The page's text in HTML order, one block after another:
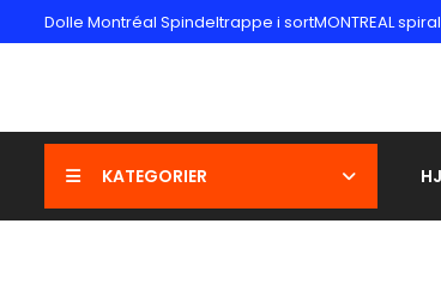
Dolle Montréal Spindeltrappe i sortMONTREAL
KATEGORIER